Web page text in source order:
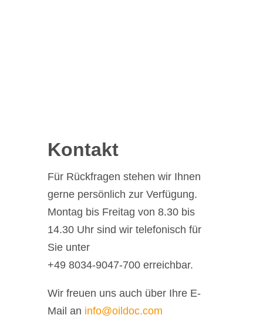
Kontakt
Für Rückfragen stehen wir Ihnen
gerne persönlich zur Verfügung.
Montag bis Freitag von 8.30 bis
14.30 Uhr sind wir telefonisch für
Sie unter
+49 8034-9047-700 erreichbar.
Wir freuen uns auch über Ihre E-
Mail an info@oildoc.com